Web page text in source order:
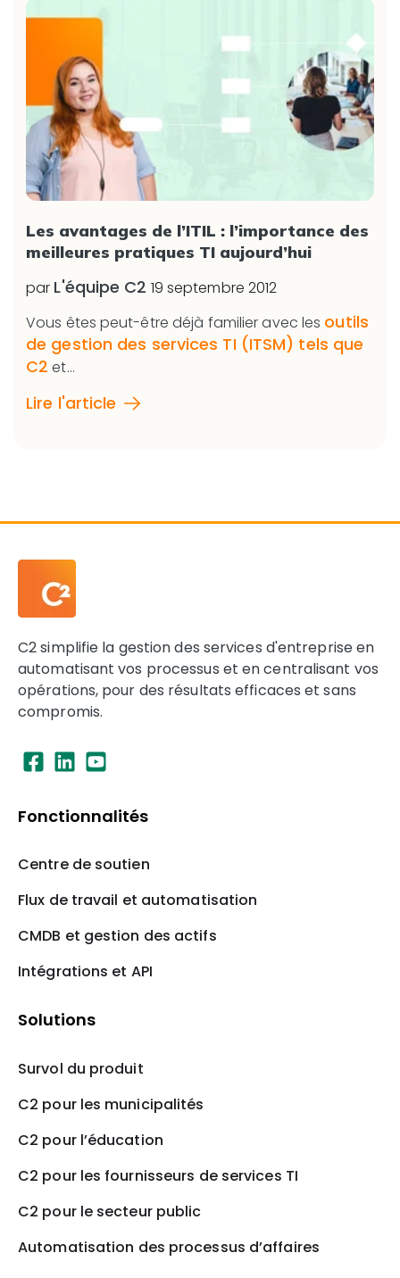
Les avantages de l’ITIL : l’importance des
meilleures pratiques TI aujourd’hui
par L'équipe C2 19 septembre 2012
Vous êtes peut-être déjà familier avec les outils
de gestion des services TI (ITSM) tels que
C2 et...
Lire l'article
C2 simplifie la gestion des services d'entreprise en
automatisant vos processus et en centralisant vos
opérations, pour des résultats efficaces et sans
compromis.
Fonctionnalités
Centre de soutien
Flux de travail et automatisation
CMDB et gestion des actifs
Intégrations et API
Solutions
Survol du produit
C2 pour les municipalités
C2 pour l’éducation
C2 pour les fournisseurs de services TI
C2 pour le secteur public
Automatisation des processus d’affaires